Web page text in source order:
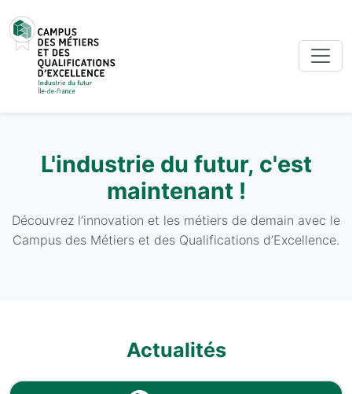
L'industrie du futur, c'est
maintenant !
Découvrez l’innovation et les métiers de demain avec le
Campus des Métiers et des Qualifications d’Excellence.
Actualités